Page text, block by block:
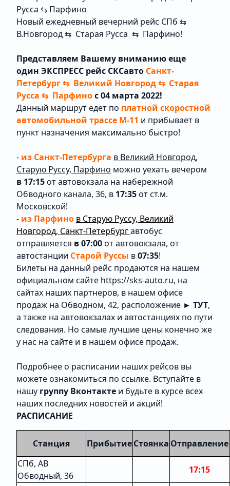
Русса ⇆ Парфино
Новый ежедневный вечерний рейс СПб ⇆
В.Новгород ⇆ Старая Русса ⇆ Парфино!
Представляем Вашему вниманию еще
один ЭКСПРЕСС рейс СКСавто Санкт-
Петербург ⇆ Великий Новгород ⇆ Старая
Русса ⇆ Парфинос 04 марта 2022!
Данный маршрут едет по платной скоростной
автомобильной трассе М-11 и прибывает в
пункт назначения максимально быстро!
- из Санкт-Петербурга в Великий Новгород,
Старую Руссу, Парфино можно уехать вечером
в 17:15от автовокзала на набережной
Обводного канала, 36, в 17:35от ст.м.
Московской!
- из Парфино в Старую Руссу, Великий
Новгород, Санкт-Петербургавтобус
отправляется в 07:00от автовокзала, от
автостанции Старой Руссы в07:35!
Билеты на данный рейс продаются на нашем
официальном сайте https://sks-auto.ru, на
сайтах наших партнеров, в нашем офисе
продаж на Обводном, 42, расположение ► ТУТ,
а также на автовокзалах и автостанциях по пути
следования. Но самые лучшие цены конечно же
у нас на сайте и в нашем офисе продаж.
Подробнее о расписании наших рейсов вы
можете ознакомиться по ссылке. Вступайте в
нашу группу Вконтакте и будьте в курсе всех
наших последних новостей и акций!
РАСПИСАНИЕ
Станция ПрибытиеСтоянка Отправление
СПб, АВ
Обводный, 36
17:15